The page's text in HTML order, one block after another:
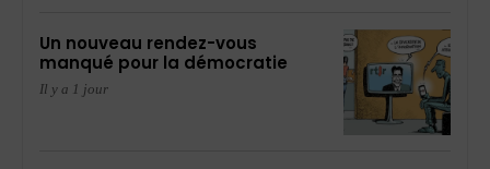
Un nouveau rendez-vous
manqué pour la démocratie
Il y a 1 jour